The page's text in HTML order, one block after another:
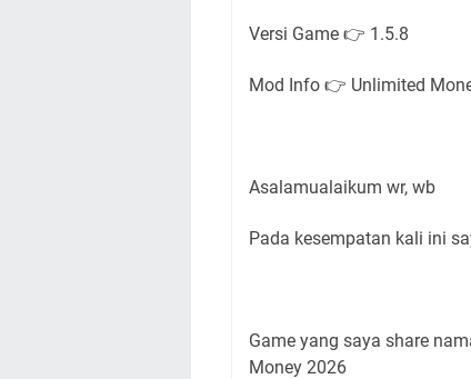
Versi Game 👉 1.5.8
Mod Info 👉 Unlimited
Asalamualaikum wr, wb
Pada kesempatan kali ini
Game yang saya share
Money 2026